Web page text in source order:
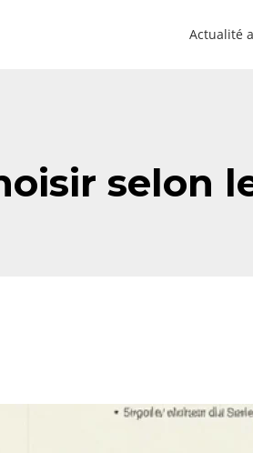
Actualité
selon